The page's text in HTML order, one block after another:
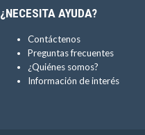
¿NECESITA AYUDA?
Contáctenos
Preguntas frecuentes
¿Quiénes somos?
Información de interés